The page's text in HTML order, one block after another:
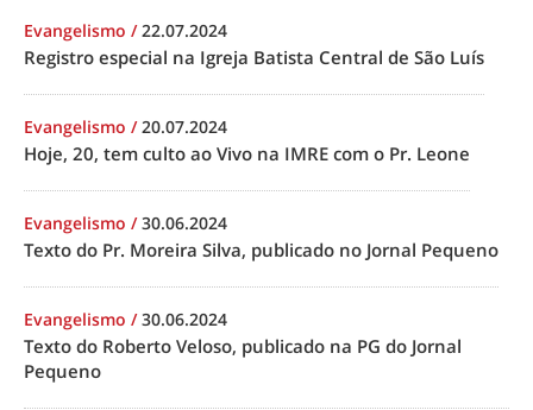
Evangelismo /22.07.2024
Registro especial na Igreja Batista Central de São Luís
Evangelismo /20.07.2024
Hoje, 20, tem culto ao Vivo na IMRE com o Pr. Leone
Evangelismo /30.06.2024
Texto do Pr. Moreira Silva, publicado no Jornal Pequeno
Evangelismo /30.06.2024
Texto do Roberto Veloso, publicado na PG do Jornal
Pequeno